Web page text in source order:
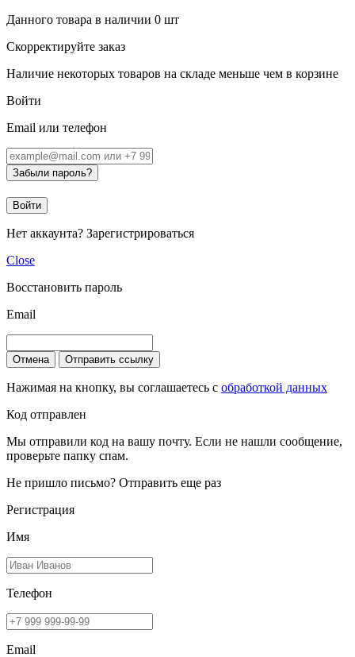
Данного товара в наличии 0 шт
Скорректируйте заказ
Наличие некоторых товаров на складе меньше чем в корзине
Войти
Email или телефон
Забыли пароль?
Войти
Нет аккаунта? Зарегистрироваться
Close
Восстановить пароль
Email
Отмена Отправить ссылку
Нажимая на кнопку, вы соглашаетесь с обработкой данных
Код отправлен
Мы отправили код на вашу почту. Если не нашли сообщение,
проверьте папку спам.
Не пришло письмо? Отправить еще раз
Регистрация
Имя
Телефон
Email